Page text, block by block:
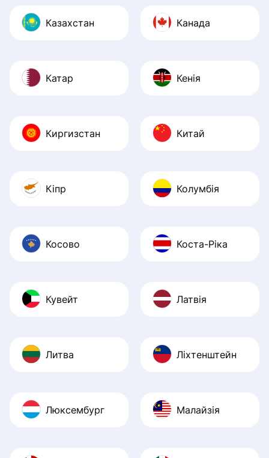
Казахстан Канада
Катар Кенія
Киргизстан Китай
Кіпр Колумбія
Косово Коста-Ріка
Кувейт Латвія
Литва Ліхтенштейн
Люксембург Малайзія